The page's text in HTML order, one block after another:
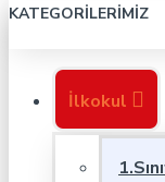
KATEGORILERIMIZ
İlkokul